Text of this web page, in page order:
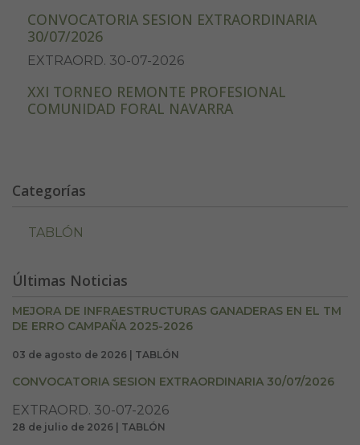
CONVOCATORIA SESION EXTRAORDINARIA
30/07/2026
EXTRAORD. 30-07-2026
XXI TORNEO REMONTE PROFESIONAL
COMUNIDAD FORAL NAVARRA
Categorías
TABLÓN
Últimas Noticias
MEJORA DE INFRAESTRUCTURAS GANADERAS EN EL TM
DE ERRO CAMPAÑA 2025-2026
03 de agosto de 2026 | TABLÓN
CONVOCATORIA SESION EXTRAORDINARIA 30/07/2026
EXTRAORD. 30-07-2026
28 de julio de 2026 | TABLÓN